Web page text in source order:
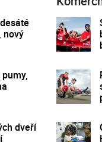
nový
dveří